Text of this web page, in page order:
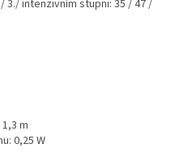
3./ intenzivním stupni: 35 / 47 /
m
0,25 W